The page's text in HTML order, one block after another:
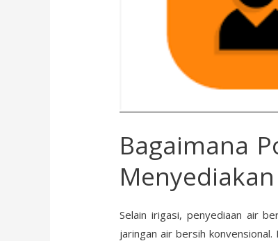
Bagaimana
Selain irigasi, penyediaan air
jaringan air bersih